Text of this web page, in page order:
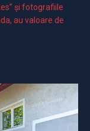
și fotografiile
au valoare de